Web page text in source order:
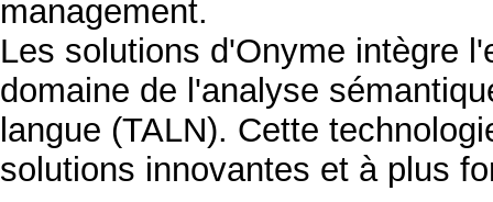
management.
Les solutions d'Onyme intègre
domaine de l'analyse
langue (TALN). Cette
solutions innovantes et à plus